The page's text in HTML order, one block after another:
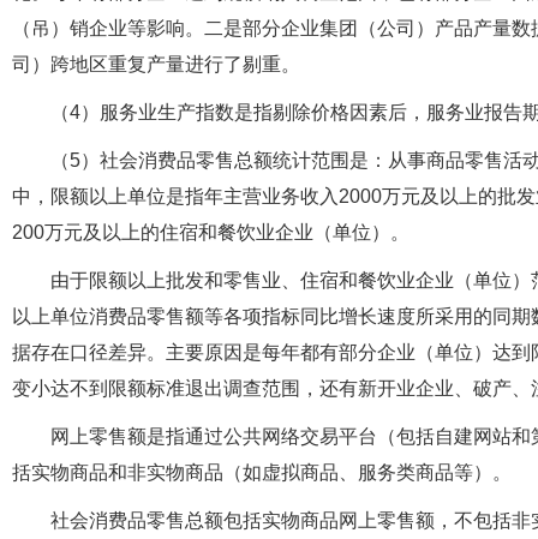
（吊）销企业等影响。二是部分企业集团（公司）产品产量
司）跨地区重复产量进行了剔重。
（4）服务业生产指数是指剔除价格因素后，服务业报告
（5）社会消费品零售总额统计范围是：从事商品零售
中，限额以上单位是指年主营业务收入2000万元及以上的批
200万元及以上的住宿和餐饮业企业（单位）。
由于限额以上批发和零售业、住宿和餐饮业企业（单位
以上单位消费品零售额等各项指标同比增长速度所采用的同
据存在口径差异。主要原因是每年都有部分企业（单位）达
变小达不到限额标准退出调查范围，还有新开业企业、破产
网上零售额是指通过公共网络交易平台（包括自建网站
括实物商品和非实物商品（如虚拟商品、服务类商品等）。
社会消费品零售总额包括实物商品网上零售额，不包括